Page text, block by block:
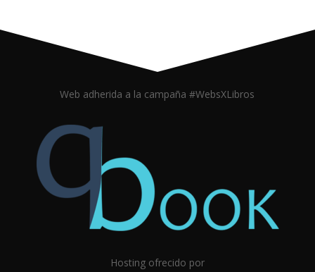
Web adherida a la campaña #WebsXLibros
Hosting ofrecido por